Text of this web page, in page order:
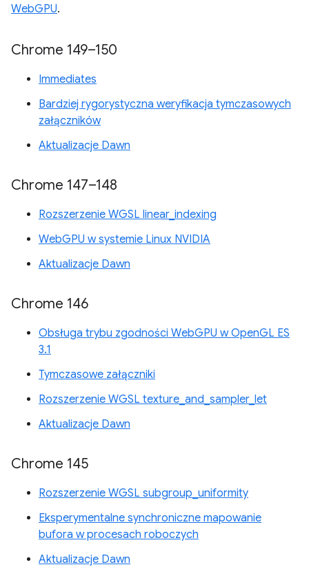
WebGPU.
Chrome 149–150
Immediates
Bardziej rygorystyczna weryfikacja tymczasowych
załączników
Aktualizacje Dawn
Chrome 147–148
Rozszerzenie WGSL linear_indexing
WebGPU w systemie Linux NVIDIA
Aktualizacje Dawn
Chrome 146
Obsługa trybu zgodności WebGPU w OpenGL ES
3.1
Tymczasowe załączniki
Rozszerzenie WGSL texture_and_sampler_let
Aktualizacje Dawn
Chrome 145
Rozszerzenie WGSL subgroup_uniformity
Eksperymentalne synchroniczne mapowanie
bufora w procesach roboczych
Aktualizacje Dawn